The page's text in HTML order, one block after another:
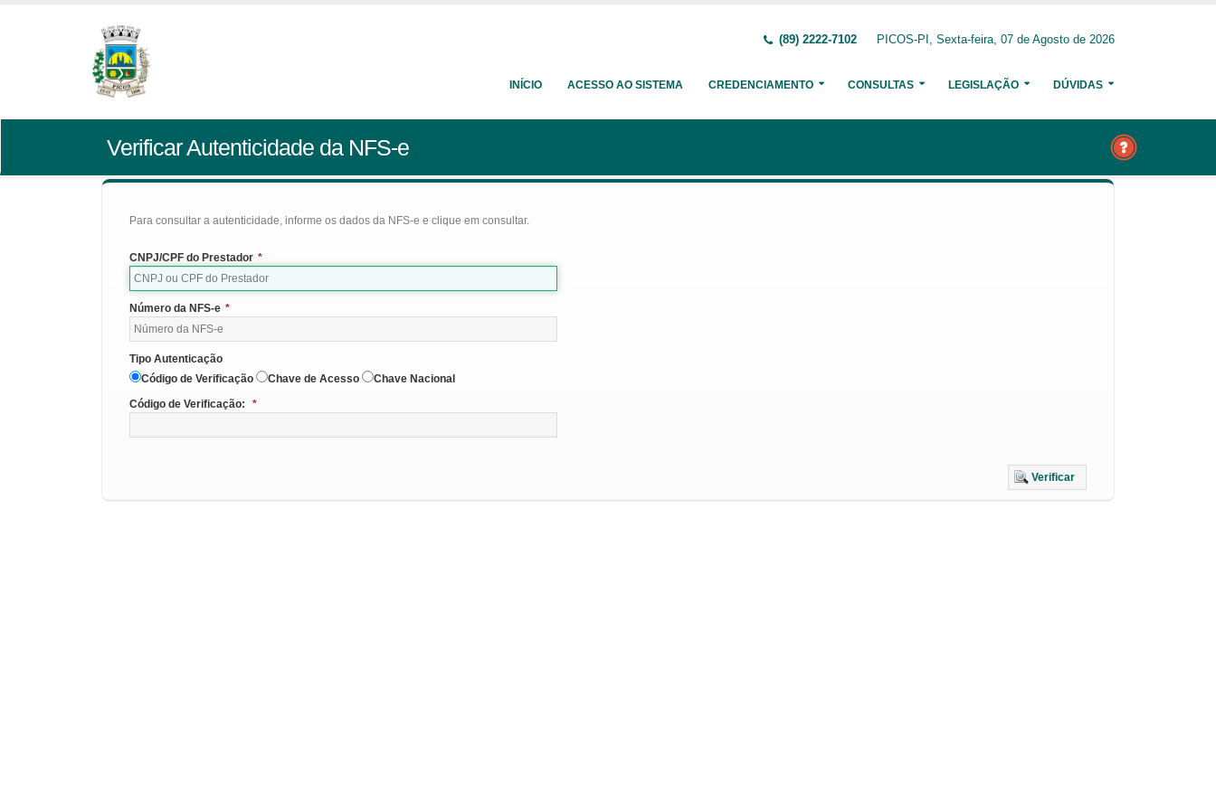
(89) 2222-7102 PICOS-PI, Sexta-feira, 07 de Agosto de 2026
INÍCIO ACESSO AO SISTEMA CREDENCIAMENTO CONSULTAS LEGISLAÇÃO DÚVIDAS
Verificar Autenticidade da NFS-e
Para consultar a autenticidade, informe os dados da NFS-e e clique em consultar.
CNPJ/CPF do Prestador *
Número da NFS-e *
Tipo Autenticação
Código de Verificação
Chave de Acesso
Chave Nacional
Código de Verificação:
*
Verificar